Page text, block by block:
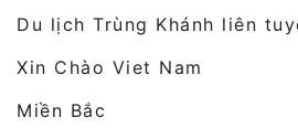
Du lịch Trùng Khánh liên
Xin Chào Viet Nam
Miền Bắc